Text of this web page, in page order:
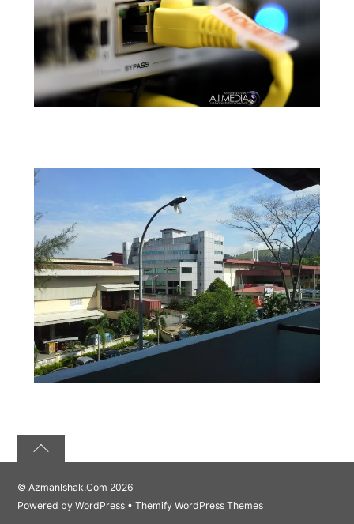
©AzmanIshak.Com 2026
Powered byWordPress •Themify WordPress Themes